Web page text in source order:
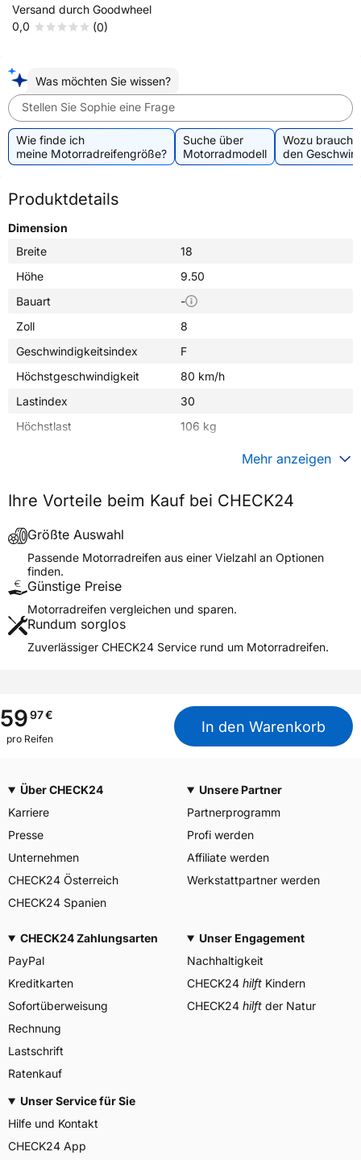
Versand durch Goodwheel
0,0
(0)
Was möchten Sie wissen?
Stellen Sie Sophie eine Frage
Wie finde ich
meine Motorradreifengröße?
Suche über
Motorradmodell
Wozu
den
Produktdetails
Dimension
Breite
18
Höhe
9.50
Bauart
-
Zoll
8
Geschwindigkeitsindex
F
Höchstgeschwindigkeit
80 km/h
Lastindex
30
Höchstlast
106 kg
Modellname
K 290 SCORPION
Reifenposition
Motorradtyp
General
Weitere Eigenschaften
Schlauchtyp
TL
Zustand
Allgemeine Produktsicherheit (GPSR)
Kenda Rubber Ind Co Europe
e.com
Mehr anzeigen
Ihre Vorteile beim Kauf bei CHECK24
Größte Auswahl
Passende Motorradreifen aus einer Vielzahl an Optionen
finden.
Günstige Preise
Motorradreifen vergleichen und sparen.
Rundum sorglos
Zuverlässiger CHECK24 Service rund um Motorradreifen.
5997€
pro Reifen
In den Warenkorb
Über CHECK24
Karriere
Presse
Unternehmen
CHECK24 Österreich
CHECK24 Spanien
Unsere Partner
Partnerprogramm
Profi werden
Affiliate werden
Werkstattpartner werden
CHECK24 Zahlungsarten
PayPal
Kreditkarten
Sofortüberweisung
Rechnung
Lastschrift
Ratenkauf
Unser Engagement
Nachhaltigkeit
CHECK24 hilft Kindern
CHECK24 hilft der Natur
Unser Service für Sie
Hilfe und Kontakt
CHECK24 App